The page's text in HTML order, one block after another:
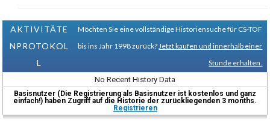
AKTIVITÄTE
NPROTOKOL
L
Möchten Sie eine vollständige Historiensuche für CS-TOF
bis ins Jahr 1998 zurück? Jetzt kaufen und innerhalb einer
Stunde erhalten.
No Recent History Data
Basisnutzer (Die Registrierung als Basisnutzer ist kostenlos und ganz
einfach!) haben Zugriff auf die Historie der zurückliegenden 3 months.
Registrieren